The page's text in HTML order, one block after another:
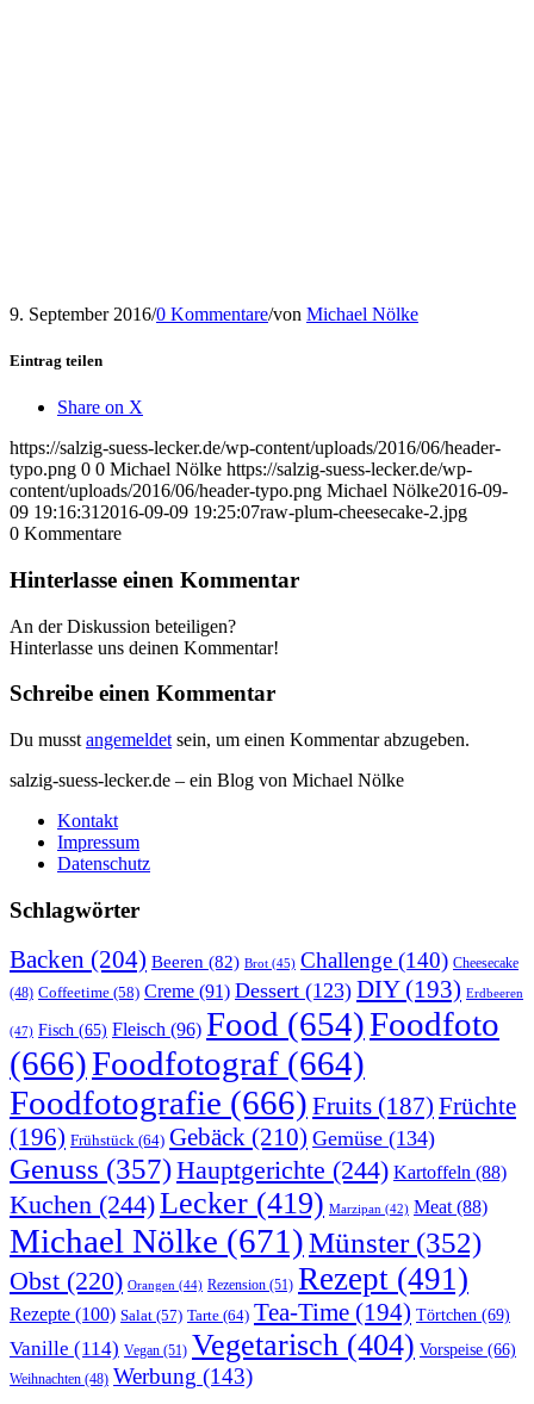
9. September 2016/0 Kommentare/von Michael Nölke
Eintrag teilen
Share on X
https://salzig-suess-lecker.de/wp-content/uploads/2016/06/header-
typo.png 0 0 Michael Nölke https://salzig-suess-lecker.de/wp-
content/uploads/2016/06/header-typo.png Michael Nölke2016-09-
09 19:16:31 2016-09-09 19:25:07raw-plum-cheesecake-2.jpg
0 Kommentare
Hinterlasse einen Kommentar
An der Diskussion beteiligen?
Hinterlasse uns deinen Kommentar!
Schreibe einen Kommentar
Du musst angemeldet sein, um einen Kommentar abzugeben.
salzig-suess-lecker.de – ein Blog von Michael Nölke
Kontakt
Impressum
Datenschutz
Schlagwörter
Backen (204) Beeren (82) Brot (45) Challenge (140) Cheesecake
(48) Coffeetime (58) Creme (91) Dessert (123) DIY(193) Erdbeeren
(47) Fisch (65) Fleisch (96) Food (654)Foodfoto
(666)Foodfotograf (664)
Foodfotografie (666) Fruits (187) Früchte
(196) Frühstück (64) Gebäck (210) Gemüse (134)
Genuss (357)Hauptgerichte (244) Kartoffeln (88)
Kuchen (244)Lecker (419) Marzipan (42) Meat(88)
Michael Nölke (671)Münster(352)
Obst (220) Orangen (44) Rezension (51) Rezept (491)
Rezepte (100) Salat (57) Tarte (64) Tea-Time (194) Törtchen (69)
Vanille (114) Vegan (51) Vegetarisch (404) Vorspeise (66)
Weihnachten (48) Werbung (143)